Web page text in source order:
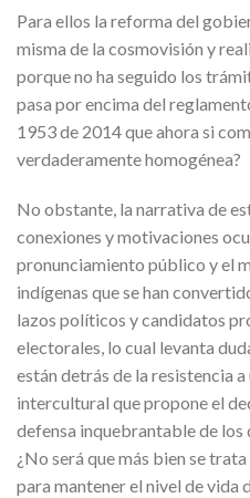
Para ellos la reforma del
misma de la cosmovisión y
porque no ha seguido los
pasa por encima del
1953 de 2014 que ahora si
verdaderamente homogénea?
No obstante, la narrativa de
conexiones y motivaciones
pronunciamiento público y el
indígenas que se han
lazos políticos y candidatos
electorales, lo cual levanta
están detrás de la resistencia
intercultural que propone el
defensa inquebrantable de los
¿No será que más bien se
para mantener el nivel de vida